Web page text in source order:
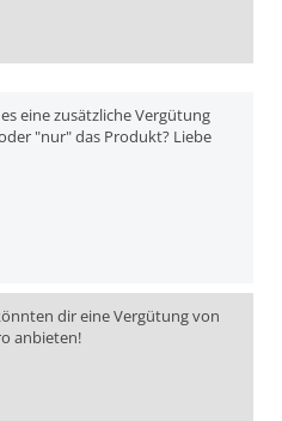
eine zusätzliche Vergütung
"nur" das Produkt? Liebe
dir eine Vergütung von
anbieten!